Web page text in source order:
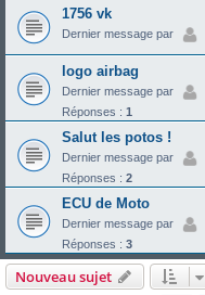
1756 vk
Dernier message par
logo airbag
Dernier message par
Réponses : 1
Salut les potos !
Dernier message par
Réponses : 2
ECU de Moto
Dernier message par
Réponses : 3
Nouveau sujet